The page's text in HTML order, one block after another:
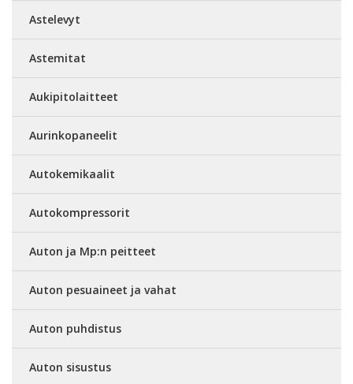
Astelevyt
Astemitat
Aukipitolaitteet
Aurinkopaneelit
Autokemikaalit
Autokompressorit
Auton ja Mp:n peitteet
Auton pesuaineet ja vahat
Auton puhdistus
Auton sisustus